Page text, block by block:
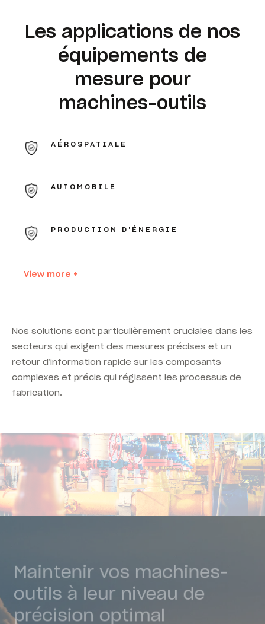
Les applications de nos
équipements de
mesure pour
machines-outils
AÉROSPATIALE
AUTOMOBILE
PRODUCTION D'ÉNERGIE
View more +
Nos solutions sont particulièrement cruciales dans les
secteurs qui exigent des mesures précises et un
retour d’information rapide sur les composants
complexes et précis qui régissent les processus de
fabrication.
Maintenir vos machines-
outils à leur niveau de
précision optimal